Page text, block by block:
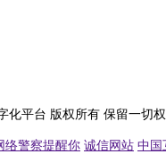
平台 版权所有 保留一切
络警察提醒你 诚信网站 中国